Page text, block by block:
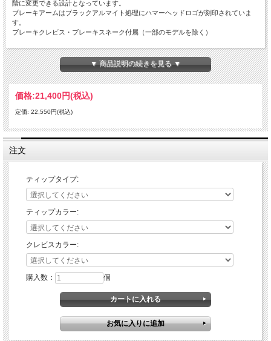
階に変更できる設計となっています。
ブレーキアームはブラックアルマイト処理にハマーヘッドロゴが刻印されていま
す。
ブレーキクレビス・ブレーキスネーク付属（一部のモデルを除く）
全てのティップ（チタンを除く）は6061アルミを削り出しにて製作の上、高強度
アルマイト済み。
3種類から選べるティップは、ライダーのニーズに合わせ変更が可能。
ラージアルミティップ：
固定式のラージアルミティップは、純正のティップに比べて大型化されることによ
ステンレス製のイモネジの調整により垂直方向の調整に対応。
ローテティングティップ：
ステンレス製のイモネジの調整により垂直方向の調整に対応。
チタンティップ：
※カラーは選べません。
▼ 商品説明の続きを見る ▼
価格:21,400円(税込)
定価: 22,550円(税込)
注文
ティップタイプ:
ティップカラー:
クレビスカラー:
購入数： 個